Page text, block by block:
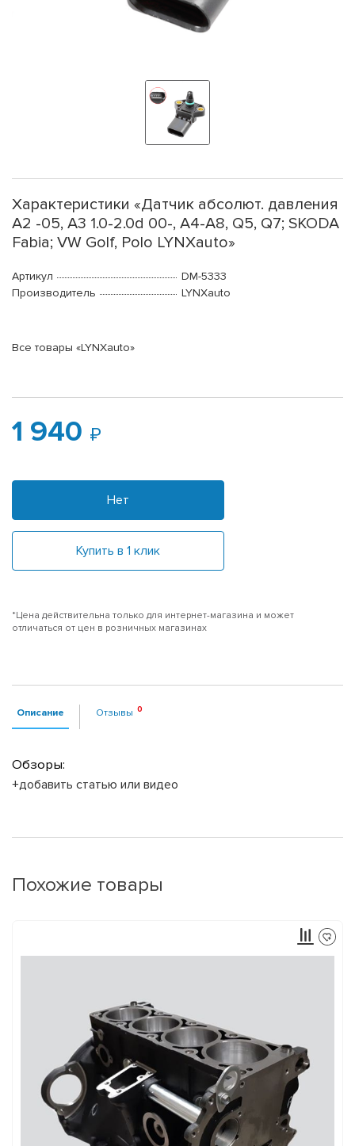
Характеристики «Датчик абсолют. давления
A2 -05, A3 1.0-2.0d 00-, A4-A8, Q5, Q7; SKODA
Fabia; VW Golf, Polo LYNXauto»
Артикул
DM-5333
Производитель
LYNXauto
Все товары «LYNXauto»
1 940
Нет
Купить в 1 клик
*Цена действительна только для интернет-магазина и может
отличаться от цен в розничных магазинах
Описание Отзывы
Обзоры:
+добавить статью или видео
Похожие товары